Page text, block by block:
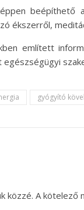
beépíthető
ékszerről,
említett
gyógyító
közzé. A kötelező